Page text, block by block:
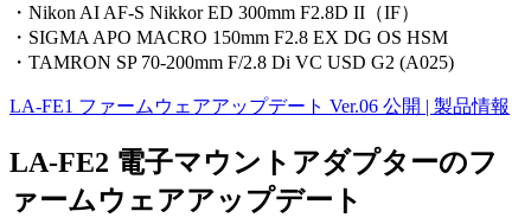
・Nikon AI AF-S Nikkor ED 300mm F2.8D II（IF）
・SIGMA APO MACRO 150mm F2.8 EX DG OS HSM
・TAMRON SP 70-200mm F/2.8 Di VC USD G2 (A025)
LA-FE1 ファームウェアアップデート Ver.06 公開 | 製品情報
LA-FE2 電子マウントアダプターのフ
ァームウェアアップデート